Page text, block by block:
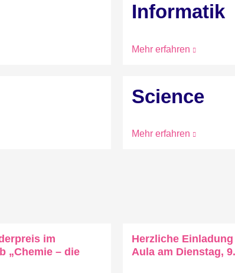
Informatik
Mehr erfahren
Science
Mehr erfahren
im
„Chemie – die
Herzliche
Aula am Dienstag,